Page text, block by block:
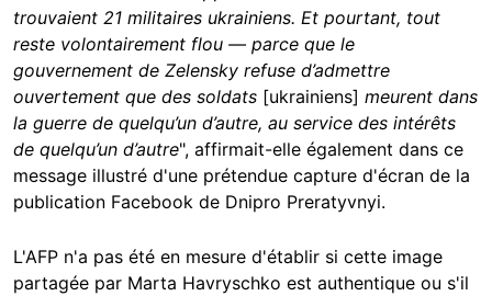
trouvaient 21 militaires ukrainiens. Et pourtant, tout
reste volontairement flou — parce que le
gouvernement de Zelensky refuse d’admettre
ouvertement que des soldats [ukrainiens] meurent dans
la guerre de quelqu’un d’autre, au service des intérêts
de quelqu’un d’autre", affirmait-elle également dans ce
message illustré d'une prétendue capture d'écran de la
publication Facebook de Dnipro Preratyvnyi.
L'AFP n'a pas été en mesure d'établir si cette image
partagée par Marta Havryschko est authentique ou s'il